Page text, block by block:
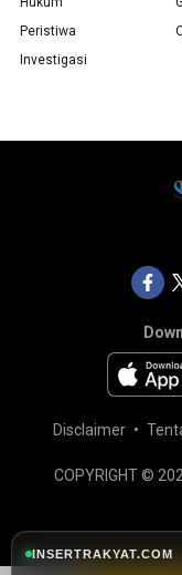
Peristiwa
Investigasi
Disclaimer
COPYRIGHT ©
INSERTRAKYAT.COM